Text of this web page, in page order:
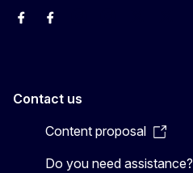
EU Interpreters
Translating for Europe
Contact us
Content proposal
Do you need assistance?